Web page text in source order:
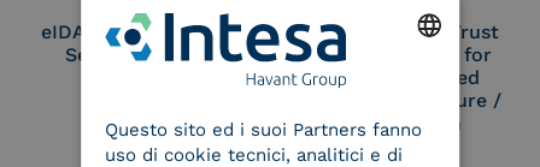
eIDAS Qualified Trust
Service Provider
eIDAS Qualified Trust
Service Provider for
Remote Qualified
Electronic Signature /
Seal Creation
ITALIAN
Questo sito ed i suoi Partners fanno
uso di cookie tecnici, analitici e di